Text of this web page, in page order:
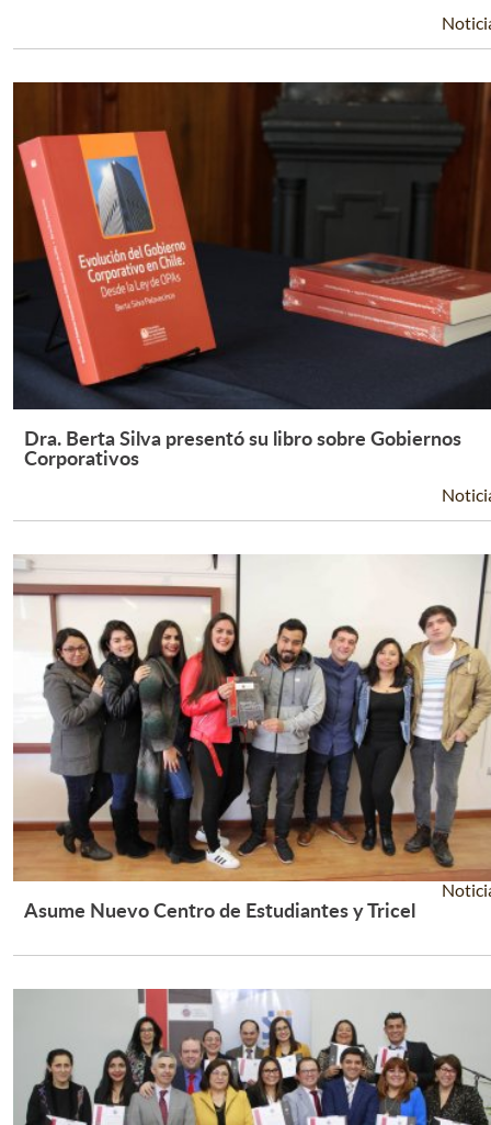
Leer Más +
Dra. Berta Silva presentó su libro sobre Gobiernos
Corporativos
Leer Más +
Asume Nuevo Centro de Estudiantes y Tricel